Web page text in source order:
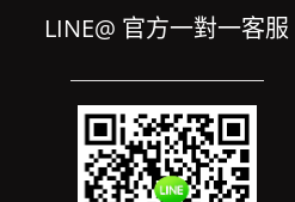
LINE@ 官方一對一客服